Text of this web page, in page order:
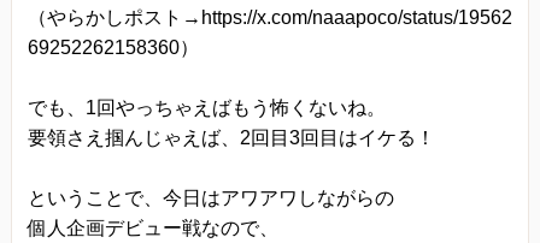
（やらかしポスト→https://x.com/naaapoco/status/19562
69252262158360）
でも、1回やっちゃえばもう怖くないね。
要領さえ掴んじゃえば、2回目3回目はイケる！
ということで、今日はアワアワしながらの
個人企画デビュー戦なので、